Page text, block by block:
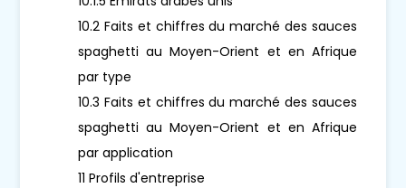
10.2 Faits et chiffres du marché des sauces
spaghetti au Moyen-Orient et en Afrique
par type
10.3 Faits et chiffres du marché des sauces
spaghetti au Moyen-Orient et en Afrique
par application
11 Profils d'entreprise